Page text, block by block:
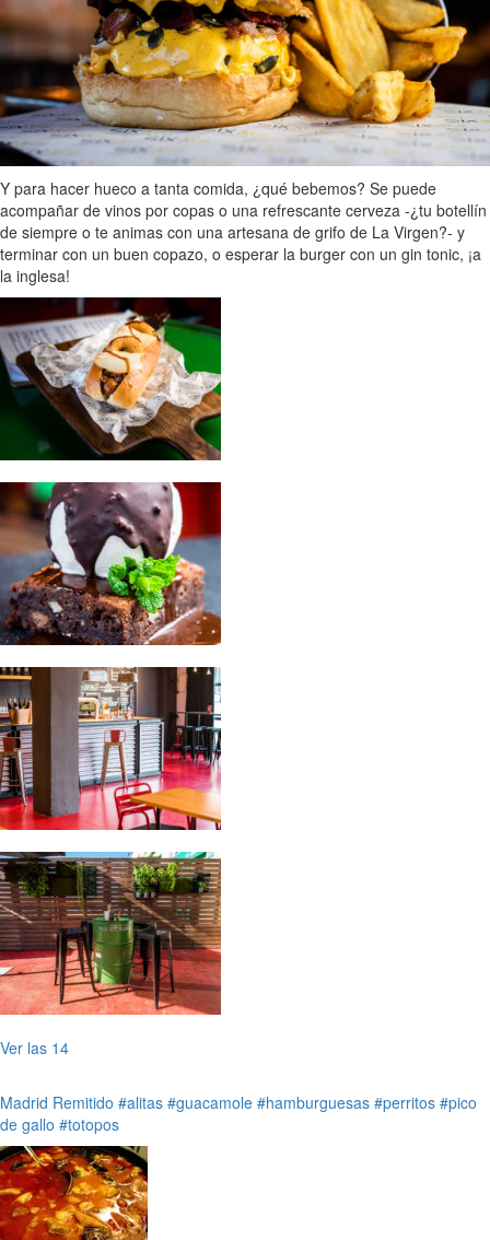
Y para hacer hueco a tanta comida, ¿qué bebemos? Se puede
acompañar de vinos por copas o una refrescante cerveza -¿tu botellín
de siempre o te animas con una artesana de grifo de La Virgen?- y
terminar con un buen copazo, o esperar la burger con un gin tonic, ¡a
la inglesa!
Ver las 14
Madrid Remitido #alitas #guacamole #hamburguesas #perritos #pico
de gallo #totopos